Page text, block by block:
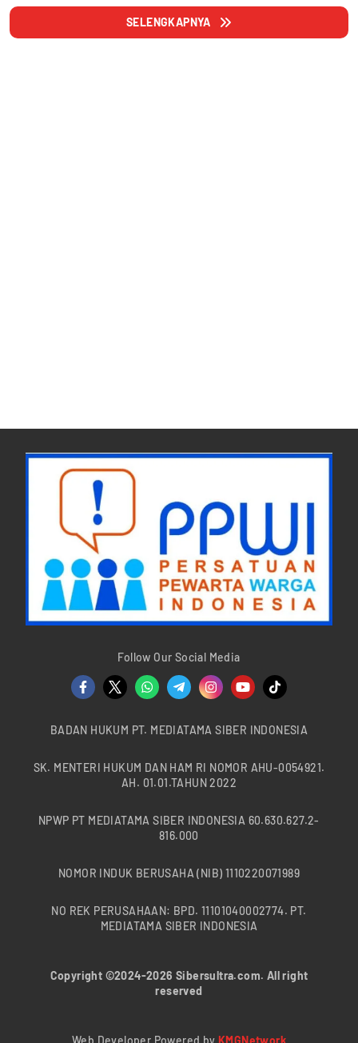
SELENGKAPNYA
Follow Our Social Media
BADAN HUKUM PT. MEDIATAMA SIBER INDONESIA
SK. MENTERI HUKUM DAN HAM RI NOMOR AHU-0054921.
AH. 01.01.TAHUN 2022
NPWP PT MEDIATAMA SIBER INDONESIA 60.630.627.2-
816.000
NOMOR INDUK BERUSAHA (NIB) 1110220071989
NO REK PERUSAHAAN: BPD. 11101040002774. PT.
MEDIATAMA SIBER INDONESIA
Copyright ©2024-2026 Sibersultra.com. All right
reserved